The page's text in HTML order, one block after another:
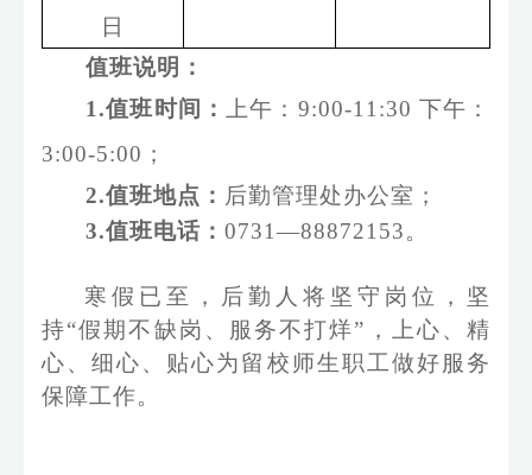
日
值班说明：
1.值班时间：
上午： 9:00-11:30 下午：
3:00-5:00 ；
2.值班地点： 后勤管理处办公室；
3.值班电话： 0731—88872153。
寒假 已至，后勤人 将 坚守岗位，坚
持“假期不缺岗、服务不打烊” ，上心、精
心、细心、贴心为留校师生职工做好服务
保障工作。